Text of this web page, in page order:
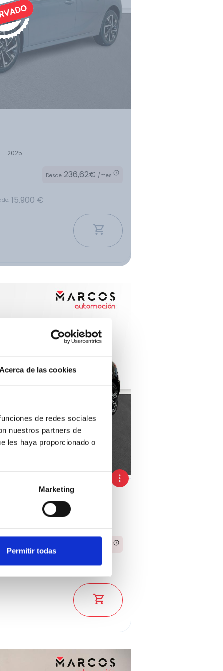
Acerca de las cookies
de redes sociales
nuestros partners de
les haya proporcionado o
Marketing
Permitir todas
Provincia
Ver los 2061 coches
2025
Desde 236,62€ /mes
15.900 €
32.500 €